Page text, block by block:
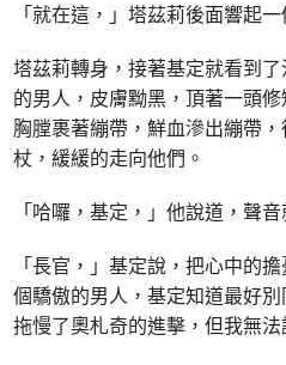
「就在這，」塔茲莉後面響起
塔茲莉轉身，接著基定就看到
的男人，皮膚黝黑，頂著一頭
胸膛裹著繃帶，鮮血滲出繃帶
杖，緩緩的走向他們。
「哈囉，基定，」他說道，聲
「長官，」基定說，把心中的
個驕傲的男人，基定知道最好
拖慢了奧札奇的進擊，但我無法